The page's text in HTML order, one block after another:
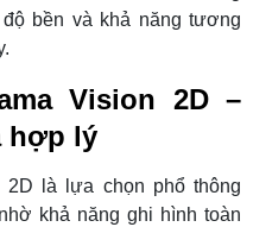
bền và khả năng tương
Vision 2D –
hợp lý
2D là lựa chọn phổ thông
khả năng ghi hình toàn